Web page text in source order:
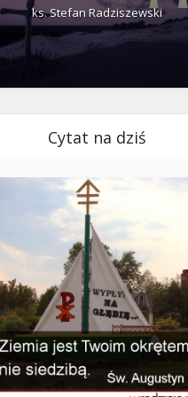
ks. Stefan Radziszewski
Cytat na dziś